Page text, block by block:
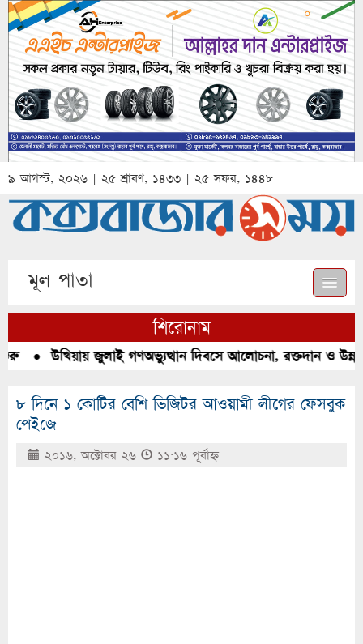
৯ আগস্ট, ২০২৬ | ২৫ শ্রাবণ, ১৪৩৩ | ২৫ সফর, ১৪৪৮
মূল পাতা
শিরোনাম
● উখিয়ায় জুলাই গণঅভ্যুত্থান দিবসে আলোচনা, রক্তদান ও উন্নত
৮ দিনে ১ কোটির বেশি ভিজিটর আওয়ামী লীগের ফেসবুক
পেইজে
২০১৬, অক্টোবর ২৬ ১১:১৬ পূর্বাহ্ণ